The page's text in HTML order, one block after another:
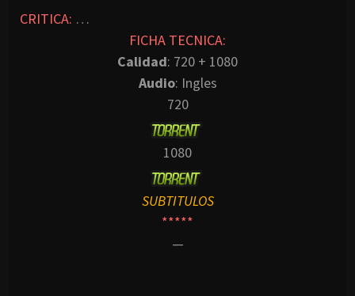
CRITICA: …
FICHA TECNICA:
Calidad: 720 + 1080
Audio: Ingles
720
1080
SUBTITULOS
*****
—